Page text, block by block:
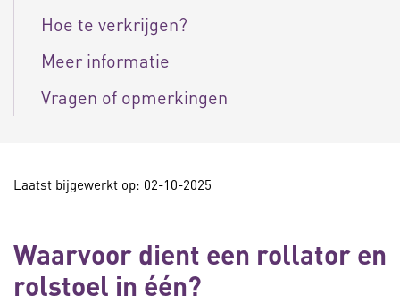
Hoe te verkrijgen?
Meer informatie
Vragen of opmerkingen
Laatst bijgewerkt op: 02-10-2025
Waarvoor dient een rollator en
rolstoel in één?